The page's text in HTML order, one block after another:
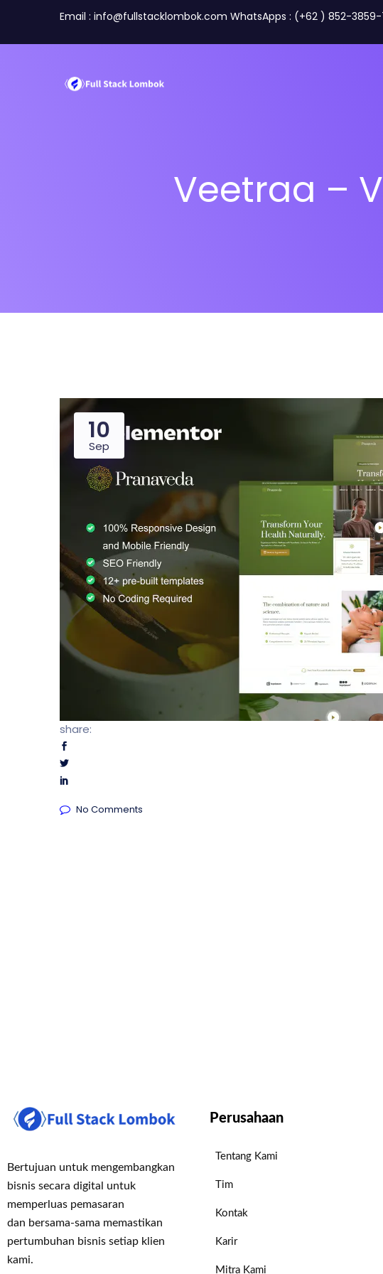
Email : info@fullstacklombok.com WhatsApps : (+62 ) 852-
Dealer
UMKM
Veetraa –
10
Sep
share:
No Comments
Bertujuan untuk mengembangkan
bisnis secara digital untuk
memperluas pemasaran
dan bersama-sama memastikan
pertumbuhan bisnis setiap klien
kami.
Perusahaan
Tentang Kami
Tim
Kontak
Karir
Mitra Kami